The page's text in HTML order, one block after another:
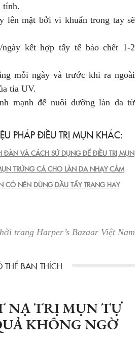
tính.
lên mặt bởi vi khuẩn trong tay sẽ
kết hợp tẩy tế bào chết 1-2
mỗi ngày và trước khi ra ngoài
tia UV.
mạnh để nuôi dưỡng làn da từ
PHÁP ĐIỀU TRỊ MỤN KHÁC:
ĐÀN VÀ CÁCH SỬ DỤNG ĐỂ ĐIỀU TRỊ MỤN
TRỨNG CÁ CHO LÀN DA NHẠY CẢM
CÓ NÊN DÙNG DẦU TẨY TRANG HAY
trang Harper’s Bazaar Việt Nam
NẠ TRỊ MỤN TỰ
KHÔNG NGỜ